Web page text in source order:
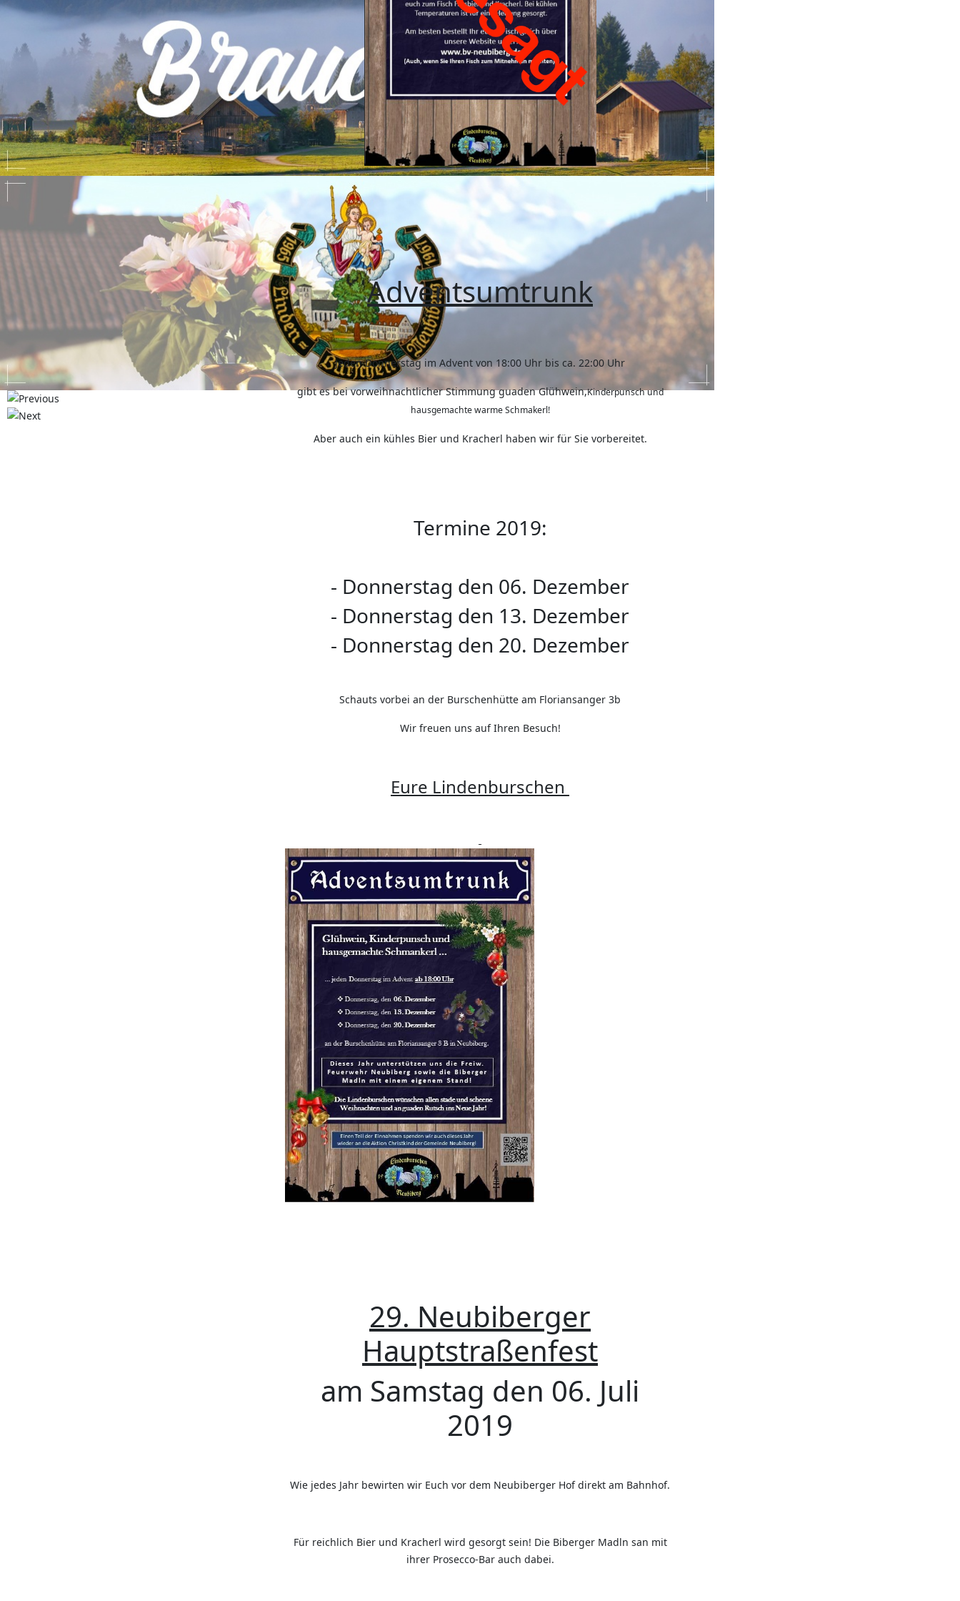
Adventsumtrunk
Jeden Donnerstag im Advent von 18:00 Uhr bis ca. 22:00 Uhr
gibt es bei vorweihnachtlicher Stimmung guaden Glühwein,Kinderpunsch und
hausgemachte warme Schmakerl!
Aber auch ein kühles Bier und Kracherl haben wir für Sie vorbereitet.
Termine 2019:
- Donnerstag den 06. Dezember
- Donnerstag den 13. Dezember
- Donnerstag den 20. Dezember
Schauts vorbei an der Burschenhütte am Floriansanger 3b
Wir freuen uns auf Ihren Besuch!
Eure Lindenburschen
29. Neubiberger
Hauptstraßenfest
am Samstag den 06. Juli
2019
Wie jedes Jahr bewirten wir Euch vor dem Neubiberger Hof direkt am Bahnhof.
Für reichlich Bier und Kracherl wird gesorgt sein! Die Biberger Madln san mit
ihrer Prosecco-Bar auch dabei.